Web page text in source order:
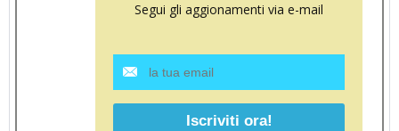
Segui gli aggionamenti via e-mail